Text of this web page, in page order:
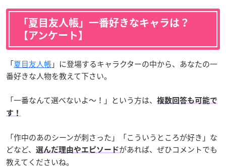
「夏目友人帳」一番好きなキャラは？
【アンケート】
「夏目友人帳」に登場するキャラクターの中から、あなたの一
番好きな人物を教えて下さい。
「一番なんて選べないよ〜！」という方は、
複数回答も可能で
す！
「作中のあのシーンが刺さった」「こういうところが好き」な
どなど、
選んだ理由やエピソードがあれば、ぜひコメントでも
教えてくださいね。